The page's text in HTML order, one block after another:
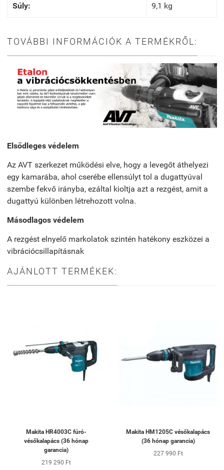
Súly: 9,1 kg
TOVÁBBI INFORMÁCIÓK A TERMÉKRŐL:
Elsődleges védelem
Az AVT szerkezet működési elve, hogy a levegőt áthelyezi
egy kamarába, ahol cserébe ellensúlyt tol a dugattyúval
szembe fekvő irányba, ezáltal kioltja azt a rezgést, amit a
dugattyú különben létrehozott volna.
Másodlagos védelem
A rezgést elnyelő markolatok szintén hatékony eszközei a
vibrációcsillapításnak
AJÁNLOTT TERMÉKEK:
Makita HR4003C fúró-
vésőkalapács (36 hónap
garancia)
219 290 Ft
Makita HM1205C vésőkalapács
(36 hónap garancia)
227 990 Ft